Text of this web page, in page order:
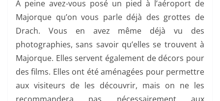
À peine avez-vous posé un pied à l’aéroport de
Majorque qu’on vous parle déjà des grottes de
Drach. Vous en avez même déjà vu des
photographies, sans savoir qu’elles se trouvent à
Majorque. Elles servent également de décors pour
des films. Elles ont été aménagées pour permettre
aux visiteurs de les découvrir, mais on ne les